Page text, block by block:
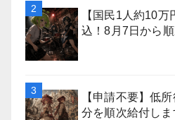
【国民1人約10
込！8月7日から
【申請不要】低
分を順次給付しま